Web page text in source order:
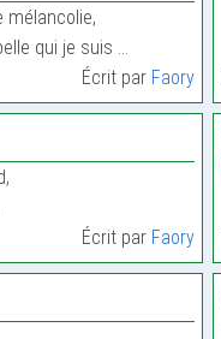
mélancolie,
qui je suis …
Écrit par Faory
Écrit par Faory